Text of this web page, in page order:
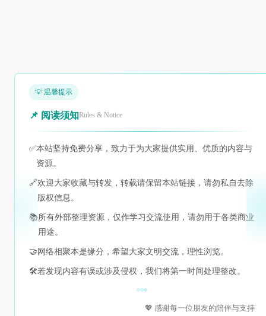
💡 温馨提示
📌 阅读须知Rules & Notice
✅本站坚持免费分享，致力于为大家提供实用、优质的内容与
资源。
🔗欢迎大家收藏与转发，转载请保留本站链接，请勿私自去除
版权信息。
📚所有外部整理资源，仅作学习交流使用，请勿用于各类商业
用途。
🤝 网络相聚本是缘分，希望大家文明交流，理性浏览。
🛠️若发现内容有误或涉及侵权，我们将第一时间处理整改。
💖 感谢每一位朋友的陪伴与支持